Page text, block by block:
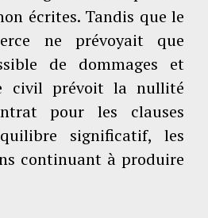
écrites. Tandis que le
ne prévoyait que
de dommages et
civil prévoit la nullité
pour les clauses
significatif, les
continuant à produire